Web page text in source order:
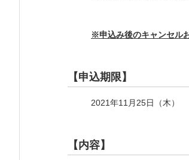
※申込み後のキャンセル
【申込期限】
2021年11月25日（木）
【内容】